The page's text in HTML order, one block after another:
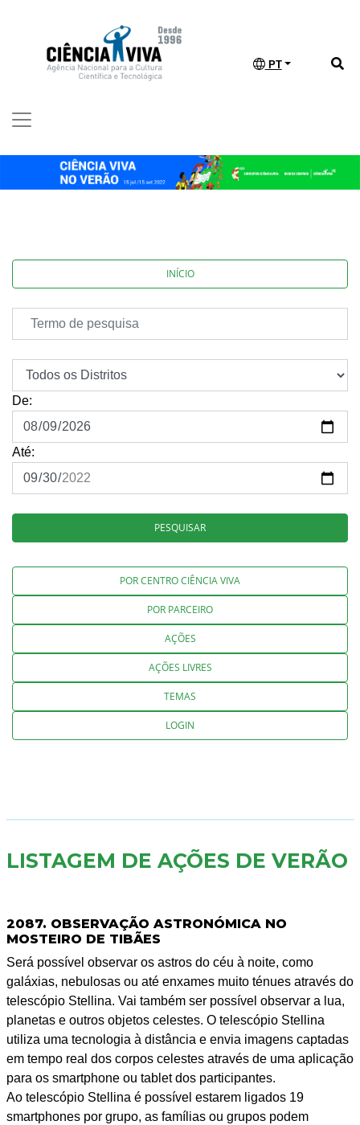
PT
INÍCIO
De:
Até:
PESQUISAR
POR CENTRO CIÊNCIA VIVA
POR PARCEIRO
AÇÕES
AÇÕES LIVRES
TEMAS
LOGIN
LISTAGEM DE AÇÕES DE VERÃO
2087. OBSERVAÇÃO ASTRONÓMICA NO
MOSTEIRO DE TIBÃES
Será possível observar os astros do céu à noite, como
galáxias, nebulosas ou até enxames muito ténues através do
telescópio Stellina. Vai também ser possível observar a lua,
planetas e outros objetos celestes. O telescópio Stellina
utiliza uma tecnologia à distância e envia imagens captadas
em tempo real dos corpos celestes através de uma aplicação
para os smartphone ou tablet dos participantes.
Ao telescópio Stellina é possível estarem ligados 19
smartphones por grupo, as famílias ou grupos podem